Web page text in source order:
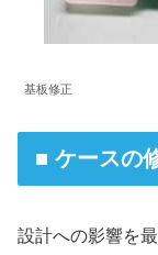
基板修正
■ ケースの
設計への影響を